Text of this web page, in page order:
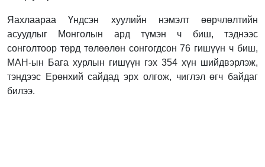
Яахлаараа Үндсэн хуулийн нэмэлт өөрчлөлтийн
асуудлыг Монголын ард түмэн ч биш, тэднээс
сонголтоор төрд төлөөлөн сонгогдсон 76 гишүүн ч биш,
МАН-ын Бага хурлын гишүүн гэх 354 хүн шийдвэрлэж,
тэндээс Ерөнхий сайдад эрх олгож, чиглэл өгч байдаг
билээ.